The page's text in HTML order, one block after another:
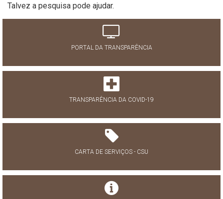
Talvez a pesquisa pode ajudar.
PORTAL DA TRANSPARÊNCIA
TRANSPARÊNCIA DA COVID-19
CARTA DE SERVIÇOS - CSU